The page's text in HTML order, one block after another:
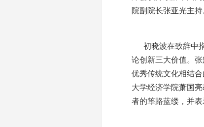
院副院长张亚光主持
初晓波在致辞中
论创新三大价值。
优秀传统文化相结
大学经济学院萧国
者的筚路蓝缕，并